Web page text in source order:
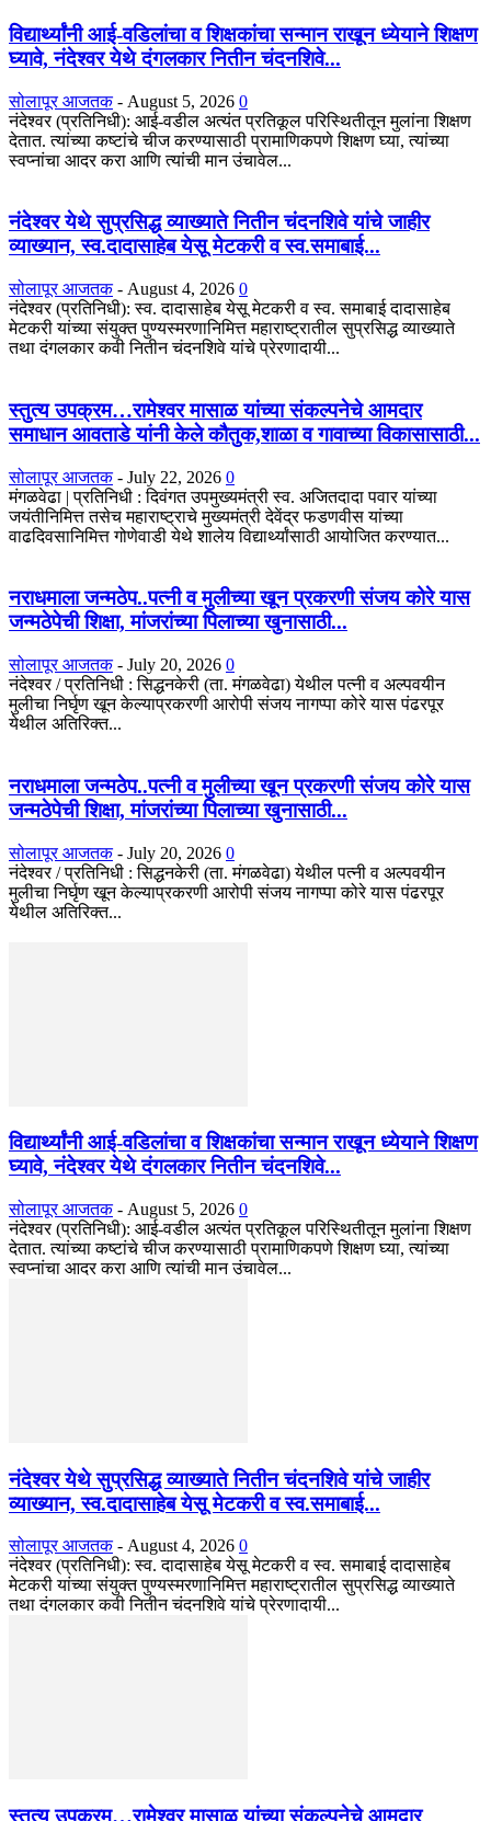
विद्यार्थ्यांनी आई-वडिलांचा व शिक्षकांचा सन्मान राखून ध्येयाने शिक्षण
घ्यावे, नंदेश्वर येथे दंगलकार नितीन चंदनशिवे...
सोलापूर आजतक - August 5, 2026 0
नंदेश्वर (प्रतिनिधी): आई-वडील अत्यंत प्रतिकूल परिस्थितीतून मुलांना शिक्षण
देतात. त्यांच्या कष्टांचे चीज करण्यासाठी प्रामाणिकपणे शिक्षण घ्या, त्यांच्या
स्वप्नांचा आदर करा आणि त्यांची मान उंचावेल...
नंदेश्वर येथे सुप्रसिद्ध व्याख्याते नितीन चंदनशिवे यांचे जाहीर
व्याख्यान, स्व.दादासाहेब येसू मेटकरी व स्व.समाबाई...
सोलापूर आजतक - August 4, 2026 0
नंदेश्वर (प्रतिनिधी): स्व. दादासाहेब येसू मेटकरी व स्व. समाबाई दादासाहेब
मेटकरी यांच्या संयुक्त पुण्यस्मरणानिमित्त महाराष्ट्रातील सुप्रसिद्ध व्याख्याते
तथा दंगलकार कवी नितीन चंदनशिवे यांचे प्रेरणादायी...
स्तुत्य उपक्रम…रामेश्वर मासाळ यांच्या संकल्पनेचे आमदार
समाधान आवताडे यांनी केले कौतुक,शाळा व गावाच्या विकासासाठी...
सोलापूर आजतक - July 22, 2026 0
मंगळवेढा | प्रतिनिधी : दिवंगत उपमुख्यमंत्री स्व. अजितदादा पवार यांच्या
जयंतीनिमित्त तसेच महाराष्ट्राचे मुख्यमंत्री देवेंद्र फडणवीस यांच्या
वाढदिवसानिमित्त गोणेवाडी येथे शालेय विद्यार्थ्यांसाठी आयोजित करण्यात...
नराधमाला जन्मठेप..पत्नी व मुलीच्या खून प्रकरणी संजय कोरे यास
जन्मठेपेची शिक्षा, मांजरांच्या पिलाच्या खुनासाठी...
सोलापूर आजतक - July 20, 2026 0
नंदेश्वर / प्रतिनिधी : सिद्धनकेरी (ता. मंगळवेढा) येथील पत्नी व अल्पवयीन
मुलीचा निर्घृण खून केल्याप्रकरणी आरोपी संजय नागप्पा कोरे यास पंढरपूर
येथील अतिरिक्त...
नराधमाला जन्मठेप..पत्नी व मुलीच्या खून प्रकरणी संजय कोरे यास
जन्मठेपेची शिक्षा, मांजरांच्या पिलाच्या खुनासाठी...
सोलापूर आजतक - July 20, 2026 0
नंदेश्वर / प्रतिनिधी : सिद्धनकेरी (ता. मंगळवेढा) येथील पत्नी व अल्पवयीन
मुलीचा निर्घृण खून केल्याप्रकरणी आरोपी संजय नागप्पा कोरे यास पंढरपूर
येथील अतिरिक्त...
विद्यार्थ्यांनी आई-वडिलांचा व शिक्षकांचा सन्मान राखून ध्येयाने शिक्षण
घ्यावे, नंदेश्वर येथे दंगलकार नितीन चंदनशिवे...
सोलापूर आजतक - August 5, 2026 0
नंदेश्वर (प्रतिनिधी): आई-वडील अत्यंत प्रतिकूल परिस्थितीतून मुलांना शिक्षण
देतात. त्यांच्या कष्टांचे चीज करण्यासाठी प्रामाणिकपणे शिक्षण घ्या, त्यांच्या
स्वप्नांचा आदर करा आणि त्यांची मान उंचावेल...
नंदेश्वर येथे सुप्रसिद्ध व्याख्याते नितीन चंदनशिवे यांचे जाहीर
व्याख्यान, स्व.दादासाहेब येसू मेटकरी व स्व.समाबाई...
सोलापूर आजतक - August 4, 2026 0
नंदेश्वर (प्रतिनिधी): स्व. दादासाहेब येसू मेटकरी व स्व. समाबाई दादासाहेब
मेटकरी यांच्या संयुक्त पुण्यस्मरणानिमित्त महाराष्ट्रातील सुप्रसिद्ध व्याख्याते
तथा दंगलकार कवी नितीन चंदनशिवे यांचे प्रेरणादायी...
स्तुत्य उपक्रम…रामेश्वर मासाळ यांच्या संकल्पनेचे आमदार